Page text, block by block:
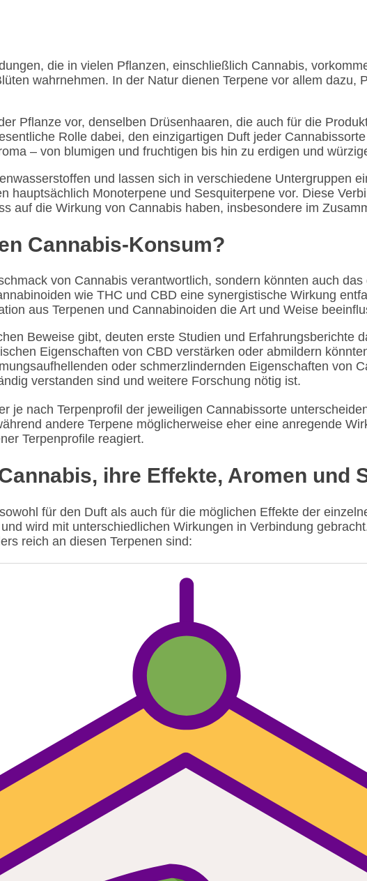
die in vielen Pflanzen, einschließlich Cannabis,
wahrnehmen. In der Natur dienen Terpene vor allem dazu,
Pflanze vor, denselben Drüsenhaaren, die auch für die
Rolle dabei, den einzigartigen Duft jeder
– von blumigen und fruchtigen bis hin zu erdigen und
und lassen sich in verschiedene Untergruppen
hauptsächlich Monoterpene und Sesquiterpene vor. Diese
auf die Wirkung von Cannabis haben, insbesondere im
Cannabis-Konsum?
von Cannabis verantwortlich, sondern könnten auch
wie THC und CBD eine synergistische Wirkung
aus Terpenen und Cannabinoiden die Art und Weise
Beweise gibt, deuten erste Studien und Erfahrungsberichte
Eigenschaften von CBD verstärken oder abmildern
oder schmerzlindernden Eigenschaften von
verstanden sind und weitere Forschung nötig ist.
je nach Terpenprofil der jeweiligen Cannabissorte
andere Terpene möglicherweise eher eine anregende
Terpenprofile reagiert.
ihre Effekte, Aromen und
für den Duft als auch für die möglichen Effekte der
wird mit unterschiedlichen Wirkungen in Verbindung
reich an diesen Terpenen sind: